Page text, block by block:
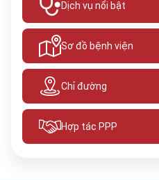
Dịch vụ nổi bật
Sơ đồ bệnh viện
Chỉ đường
Hợp tác PPP